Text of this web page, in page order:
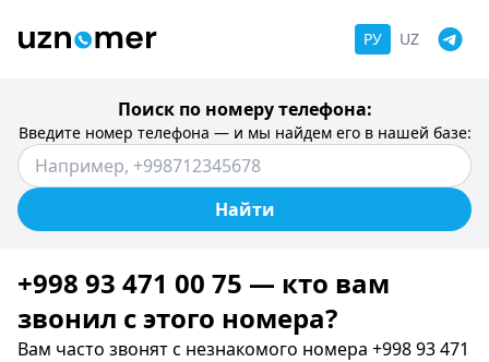
РУ UZ
Поиск по номеру телефона:
Введите номер телефона — и мы найдем его в нашей базе:
Найти
+998 93 471 00 75 — кто вам
звонил c этого номера?
Вам часто звонят с незнакомого номера +998 93 471